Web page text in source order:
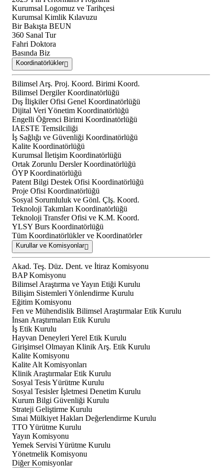
Kurumsal Logomuz ve Tarihçesi
Kurumsal Kimlik Kılavuzu
Bir Bakışta BEUN
360 Sanal Tur
Fahri Doktora
Basında Biz
Koordinatörlükler
Bilimsel Arş. Proj. Koord. Birimi Koord.
Bilimsel Dergiler Koordinatörlüğü
Dış İlişkiler Ofisi Genel Koordinatörlüğü
Dijital Veri Yönetim Koordinatörlüğü
Engelli Öğrenci Birimi Koordinatörlüğü
IAESTE Temsilciliği
İş Sağlığı ve Güvenliği Koordinatörlüğü
Kalite Koordinatörlüğü
Kurumsal İletişim Koordinatörlüğü
Ortak Zorunlu Dersler Koordinatörlüğü
ÖYP Koordinatörlüğü
Patent Bilgi Destek Ofisi Koordinatörlüğü
Proje Ofisi Koordinatörlüğü
Sosyal Sorumluluk ve Gönl. Çlş. Koord.
Teknoloji Takımları Koordinatörlüğü
Teknoloji Transfer Ofisi ve K.M. Koord.
YLSY Burs Koordinatörlüğü
Tüm Koordinatörlükler ve Koordinatörler
Kurullar ve Komisyonlar
Akad. Teş. Düz. Dent. ve İtiraz Komisyonu
BAP Komisyonu
Bilimsel Araştırma ve Yayın Etiği Kurulu
Bilişim Sistemleri Yönlendirme Kurulu
Eğitim Komisyonu
Fen ve Mühendislik Bilimsel Araştırmalar Etik Kurulu
İnsan Araştırmaları Etik Kurulu
İş Etik Kurulu
Hayvan Deneyleri Yerel Etik Kurulu
Girişimsel Olmayan Klinik Arş. Etik Kurulu
Kalite Komisyonu
Kalite Alt Komisyonları
Klinik Araştırmalar Etik Kurulu
Sosyal Tesis Yürütme Kurulu
Sosyal Tesisler İşletmesi Denetim Kurulu
Kurum Bilgi Güvenliği Kurulu
Strateji Geliştirme Kurulu
Sınai Mülkiyet Hakları Değerlendirme Kurulu
TTO Yürütme Kurulu
Yayın Komisyonu
Yemek Servisi Yürütme Kurulu
Yönetmelik Komisyonu
Diğer Komisyonlar